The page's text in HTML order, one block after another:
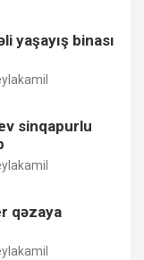
yaşayış binası
sinqapurlu
qəzaya